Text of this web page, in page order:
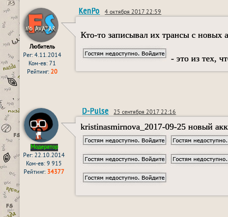
Любитель
Рег: 4.11.2014
Ком-ев: 71
Рейтинг:20
KenPo 4 октября 2017 22:59
Кто-то записывал их трансы с новых
- это из тех,
Модератор
Рег: 22.10.2014
Ком-ев: 9 915
Рейтинг: 34377
D-Pulse 25 сентября 2017 22:16
kristinasmirnova_2017-09-25 новый